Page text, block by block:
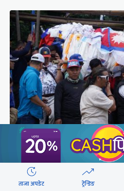
पर्वतारोही पुरबहादुर गुरुङको
ताजा अपडेट ट्रेन्डिङ